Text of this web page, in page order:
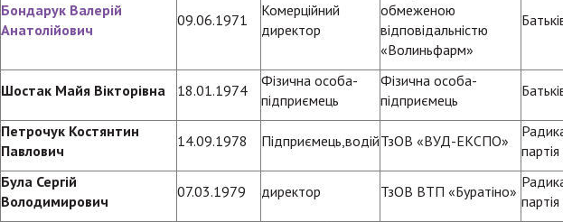
Бондарук Валерій
Анатолійович
09.06.1971
Комерційний
директор
обмеженою
відповідальністю
«Волиньфарм»
Шостак Майя Вікторівна 18.01.1974
Фізична особа-
підприємець
Фізична особа-
підприємець
Петрочук Костянтин
Павлович
14.09.1978 Підприємець,водійТзОВ «ВУД-ЕКСПО»
партія
Була Сергій
Володимирович
07.03.1979 директор ТзОВ ВТП «Буратіно»
партія